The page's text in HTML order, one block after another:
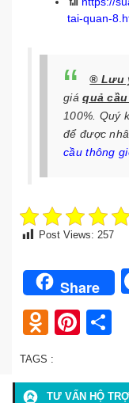
tai-quan-
® Lưu
giáquả
100%. Quý
để được
cầu thông
Post Views: 257
Share
TAGS :
TƯ VẤN HỘ